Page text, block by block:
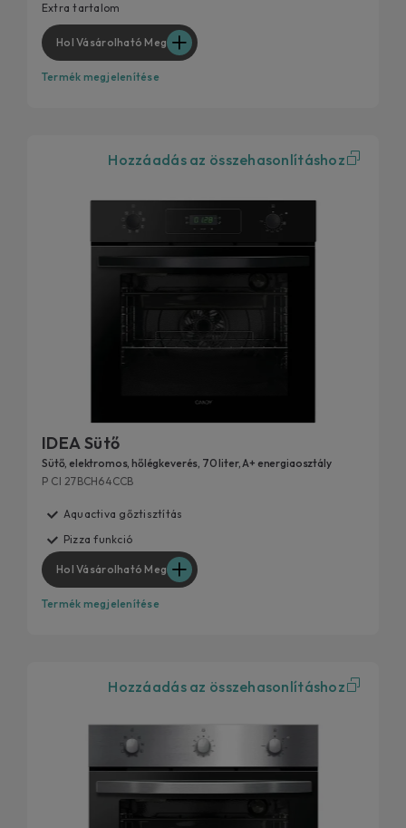
Extra tartalom
Hol Vásárolható Meg
Termék megjelenítése
Hozzáadás az összehasonlításhoz
IDEA Sütő
Sütő, elektromos, hőlégkeverés, 70 liter, A+ energiaosztály
P CI 27BCH64CCB
Aquactiva gőztisztítás
Pizza funkció
Hol Vásárolható Meg
Termék megjelenítése
Hozzáadás az összehasonlításhoz